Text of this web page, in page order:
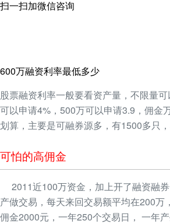
扫一扫加微信咨询
600万融资利率最低多少
股票融资利率一般要看资产量，不限量
可以申请4%，500万可以申请3.9，佣金
划算，主要是可融券源多，有1500多只
可怕的高佣金
2011近100万资金，加上开了融资融
产做交易，每天来回交易额平均在200万
佣金2000元，一年250个交易日， 一年